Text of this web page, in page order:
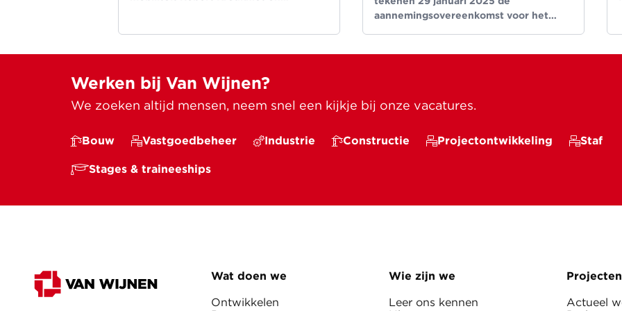
aannemingsovereenkomst voor het
Werken bij Van Wijnen?
We zoeken altijd mensen, neem snel een kijkje bij onze vacatures.
Bouw Vastgoedbeheer Industrie Constructie Projectontwikkeling Staf
Stages & traineeships
Wat doen we
Ontwikkelen
Wie zijn we
Leer ons kennen
Projecten
Actueel